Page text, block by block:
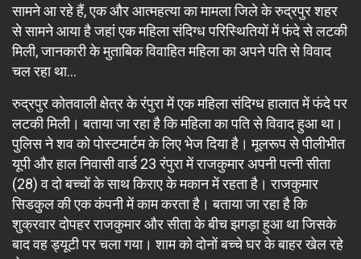
सामने आ रहे हैं, एक और आत्महत्या का मामला जिले के रुद्रपुर शहर
से सामने आया है जहां एक महिला संदिग्ध परिस्थितियों में फंदे से लटकी
मिली, जानकारी के मुताबिक विवाहित महिला का अपने पति से विवाद
चल रहा था…
रुद्रपुर कोतवाली क्षेत्र के रंपुरा में एक महिला संदिग्ध हालात में फंदे पर
लटकी मिली। बताया जा रहा है कि महिला का पति से विवाद हुआ था।
पुलिस ने शव को पोस्टमार्टम के लिए भेज दिया है। मूलरूप से पीलीभीत
यूपी और हाल निवासी वार्ड 23 रंपुरा में राजकुमार अपनी पत्नी सीता
(28) व दो बच्चों के साथ किराए के मकान में रहता है। राजकुमार
सिडकुल की एक कंपनी में काम करता है। बताया जा रहा है कि
शुक्रवार दोपहर राजकुमार और सीता के बीच झगड़ा हुआ था जिसके
बाद वह ड्यूटी पर चला गया। शाम को दोनों बच्चे घर के बाहर खेल रहे